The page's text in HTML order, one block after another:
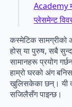
Academy
प्लेसमेन्ट
कस्मेटिक
होस् या पुरुष, सबै
सामानहरू प्रयोग
हाम्रो घरको अंग
खुलिसकेका छन्। यी
सजिलैसँग पाइन्छ।